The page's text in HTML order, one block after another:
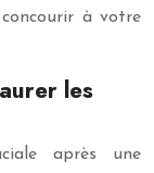
à votre
les
après une